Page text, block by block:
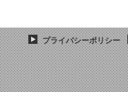
プライバシーポリシー